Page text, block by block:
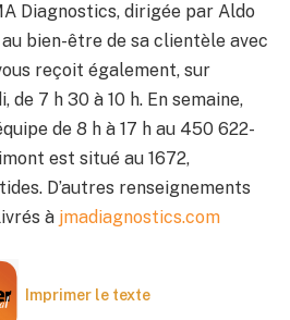
Diagnostics, dirigée par Aldo
bien-être de sa clientèle avec
reçoit également, sur
de 7 h 30 à 10 h. En semaine,
de 8 h à 17 h au 450 622-
est situé au 1672,
D’autres renseignements
à jmadiagnostics.com
Imprimer le texte